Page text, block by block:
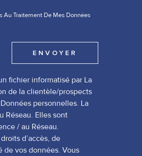
Au Traitement De Mes Données
ENVOYER
fichier informatisé par La
de la clientèle/prospects
personnelles. La
Réseau. Elles sont
/ au Réseau.
d’accès, de
de vos données. Vous